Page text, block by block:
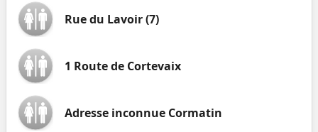
Rue du Lavoir (7)
1 Route de Cortevaix
Adresse inconnue Cormatin